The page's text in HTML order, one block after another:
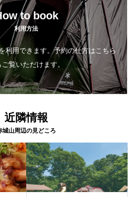
to book
利用方法
利用できます。予約の仕方はこちら
覧いただけます。
近隣情報
城山周辺の見どころ